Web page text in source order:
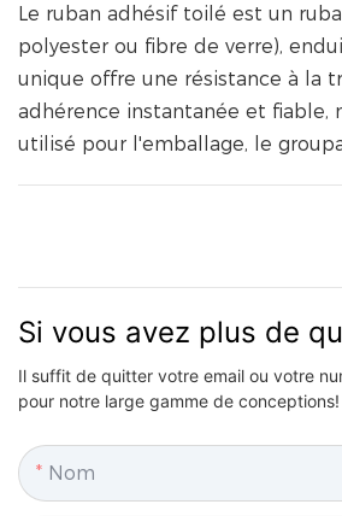
Le ruban adhésif toilé est un
polyester ou fibre de verre),
unique offre une résistance à la
adhérence instantanée et fiable,
utilisé pour l'emballage, le
Si vous avez plus de
Il suffit de quitter votre email ou votre
pour notre large gamme de conceptions!
Nom